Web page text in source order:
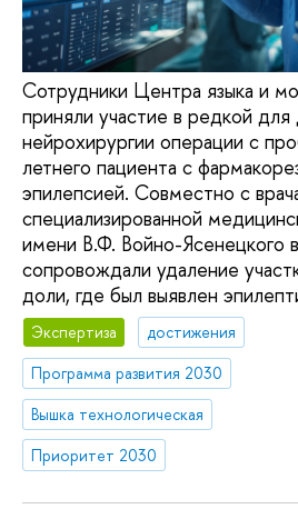
Сотрудники Центра языка и
приняли участие в редкой для
нейрохирургии операции с
летнего пациента с
эпилепсией. Совместно с
специализированной
имени В.Ф. Войно-Ясенецкого
сопровождали удаление
доли, где был выявлен
Экспертиза
достижения
Программа развития 2030
Вышка технологическая
Приоритет 2030